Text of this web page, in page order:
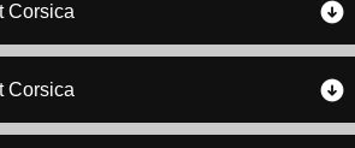
Corsica
Corsica